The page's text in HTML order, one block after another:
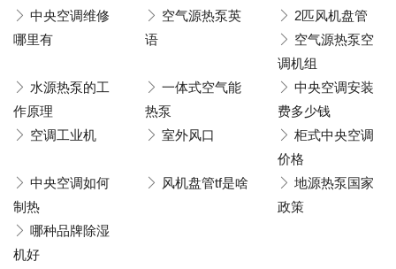
中央空调维修
哪里有
空气源热泵英
语
2匹风机盘管
空气源热泵空
调机组
水源热泵的工
作原理
一体式空气能
热泵
中央空调安装
费多少钱
空调工业机
室外风口
柜式中央空调
价格
中央空调如何
制热
风机盘管tf是啥
地源热泵国家
政策
哪种品牌除湿
机好